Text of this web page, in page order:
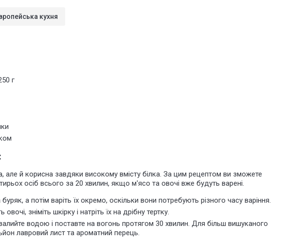
кухня
г
але й корисна завдяки високому вмісту білка. За цим рецептом ви зможете
осіб всього за 20 хвилин, якщо м'ясо та овочі вже будуть варені.
а потім варіть їх окремо, оскільки вони потребують різного часу варіння.
овочі, зніміть шкірку і натріть їх на дрібну тертку.
водою і поставте на вогонь протягом 30 хвилин. Для більш вишуканого
лавровий лист та ароматний перець.